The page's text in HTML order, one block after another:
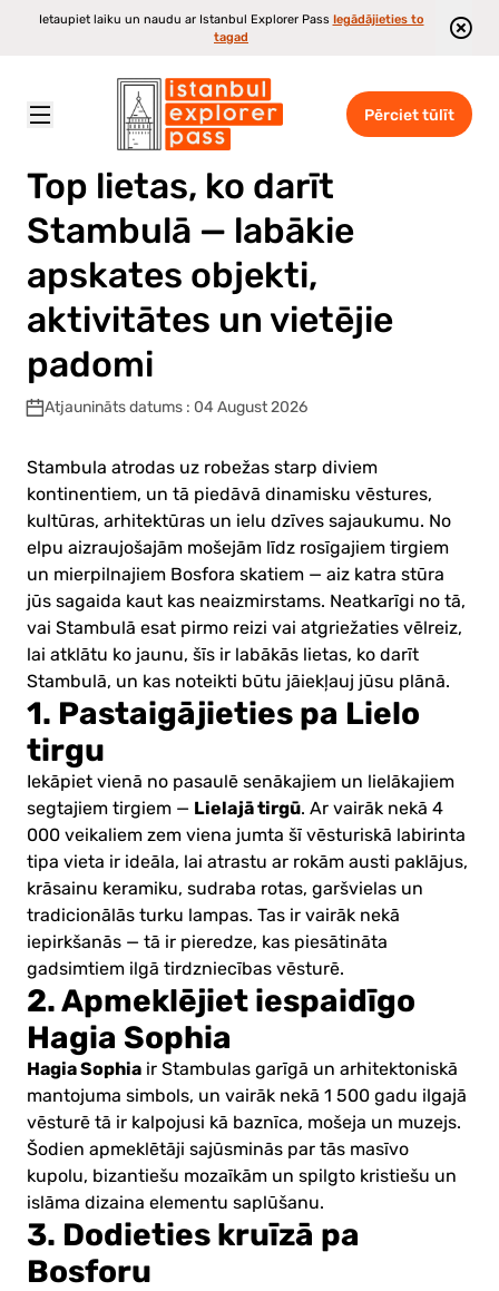
Ietaupiet laiku un naudu ar Istanbul Explorer Pass Iegādājieties to
tagad
Pērciet tūlīt
Istanbul Explorer Pass \ Blog \ Top lietas, ko darīt Stambulā — labākie apskates objekti, aktivitātes un vietējie padomi
Top lietas, ko darīt
Stambulā — labākie
apskates objekti,
aktivitātes un vietējie
padomi
Atjaunināts datums : 04 August 2026
Stambula atrodas uz robežas starp diviem
kontinentiem, un tā piedāvā dinamisku vēstures,
kultūras, arhitektūras un ielu dzīves sajaukumu. No
elpu aizraujošajām mošejām līdz rosīgajiem tirgiem
un mierpilnajiem Bosfora skatiem — aiz katra stūra
jūs sagaida kaut kas neaizmirstams. Neatkarīgi no tā,
vai Stambulā esat pirmo reizi vai atgriežaties vēlreiz,
lai atklātu ko jaunu, šīs ir labākās lietas, ko darīt
Stambulā, un kas noteikti būtu jāiekļauj jūsu plānā.
1. Pastaigājieties pa Lielo
tirgu
Iekāpiet vienā no pasaulē senākajiem un lielākajiem
segtajiem tirgiem — Lielajā tirgū. Ar vairāk nekā 4
000 veikaliem zem viena jumta šī vēsturiskā labirinta
tipa vieta ir ideāla, lai atrastu ar rokām austi paklājus,
krāsainu keramiku, sudraba rotas, garšvielas un
tradicionālās turku lampas. Tas ir vairāk nekā
iepirkšanās — tā ir pieredze, kas piesātināta
gadsimtiem ilgā tirdzniecības vēsturē.
2. Apmeklējiet iespaidīgo
Hagia Sophia
Hagia Sophia ir Stambulas garīgā un arhitektoniskā
mantojuma simbols, un vairāk nekā 1 500 gadu ilgajā
vēsturē tā ir kalpojusi kā baznīca, mošeja un muzejs.
Šodien apmeklētāji sajūsminās par tās masīvo
kupolu, bizantiešu mozaīkām un spilgto kristiešu un
islāma dizaina elementu saplūšanu.
3. Dodieties kruīzā pa
Bosforu